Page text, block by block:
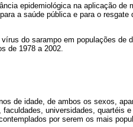
epidemiológica na aplicação de
a saúde pública e para o resgate
do sarampo em populações de
de 1978 a 2002.
de idade, de ambos os sexos,
universidades, quartéis
por serem os mais